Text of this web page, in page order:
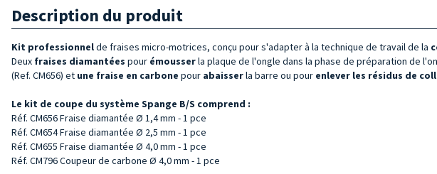
Description du produit
Kit professionnelde fraises micro-motrices, conçu pour s'adapter à la technique de travail de la
Deux fraises diamantées pour émousserla plaque de l'ongle dans la phase de préparation de
(Ref. CM656) et une fraise en carbone pour abaisserla barre ou pour enlever les résidus de
Le kit de coupe du système Spange B/S comprend :
Réf. CM656 Fraise diamantée Ø 1,4 mm - 1 pce
Réf. CM654 Fraise diamantée Ø 2,5 mm - 1 pce
Réf. CM655 Fraise diamantée Ø 4,0 mm - 1 pce
Réf. CM796 Coupeur de carbone Ø 4,0 mm - 1 pce